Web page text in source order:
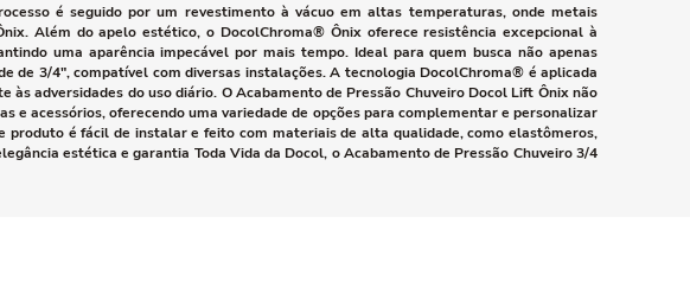
é seguido por um revestimento à vácuo em altas temperaturas, onde metais
Além do apelo estético, o DocolChroma® Ônix oferece resistência excepcional à
uma aparência impecável por mais tempo. Ideal para quem busca não apenas
de 3/4", compatível com diversas instalações. A tecnologia DocolChroma® é aplicada
adversidades do uso diário. O Acabamento de Pressão Chuveiro Docol Lift Ônix não
e acessórios, oferecendo uma variedade de opções para complementar e personalizar
é fácil de instalar e feito com materiais de alta qualidade, como elastômeros,
estética e garantia Toda Vida da Docol, o Acabamento de Pressão Chuveiro 3/4